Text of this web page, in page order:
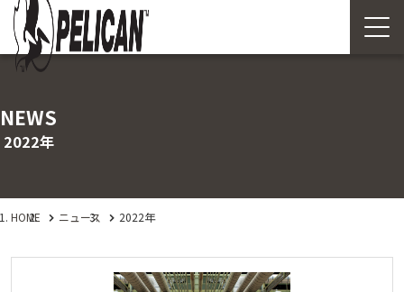
NEWS
2022年
HOME ニュース 2022年